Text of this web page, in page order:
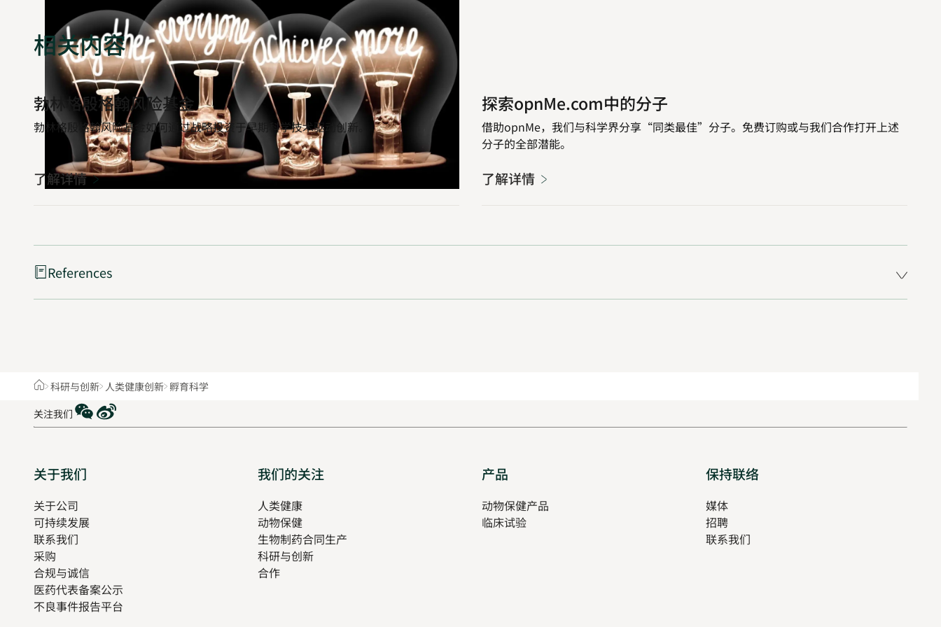
相关内容
解
详
勃林格殷格翰风险基金
勃林格殷格翰风险基金如何通过战略投资于早期科学技术驱动创新。
了解详情
解
详
情
探索opnMe.com中的分子
借助opnMe，我们与科学界分享“同类最佳”分子。免费订购或与我们合作打开上述
分子的全部潜能。
了解详情
References
Home科研与创新 人类健康创新 孵育科学
关注我们
WeChat
Weibo
Sitemap
关于我们
关于公司
可持续发展
联系我们
采购
合规与诚信
医药代表备案公示
不良事件报告平台
我们的关注
tab
人类健康
new
tab
动物保健
生物制药合同生产
科研与创新
合作
产品
new
tab
动物保健产品
临床试验
保持联络
媒体
招聘
in
联系我们